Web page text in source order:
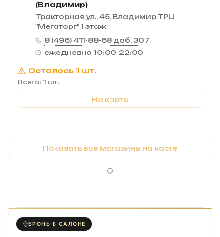
(Владимир)
Тракторная ул., 45, Владимир ТРЦ
"Мегаторг" 1 этаж
8 (496) 411-88-68 доб. 307
ежедневно 10:00-22:00
Осталось 1 шт.
Всего: 1 шт.
На карте
Показать все магазины на карте
БРОНЬ В САЛОНЕ